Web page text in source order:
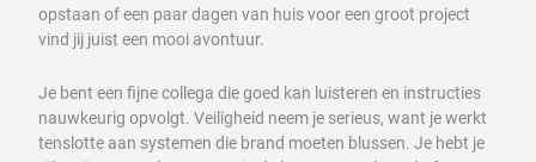
opstaan of een paar dagen van huis voor een groot project
vind jij juist een mooi avontuur.
Je bent een fijne collega die goed kan luisteren en instructies
nauwkeurig opvolgt. Veiligheid neem je serieus, want je werkt
tenslotte aan systemen die brand moeten blussen. Je hebt je